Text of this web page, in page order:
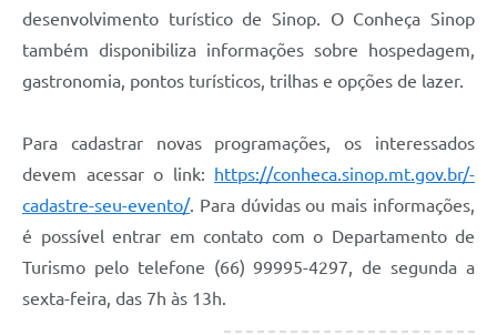
desenvolvimento turístico de Sinop. O Conheça Sinop
também disponibiliza informações sobre hospedagem,
gastronomia, pontos turísticos, trilhas e opções de lazer.
Para cadastrar novas programações, os interessados
devem acessar o link: https://conheca.sinop.mt.gov.br/-
cadastre-seu-evento/. Para dúvidas ou mais informações,
é possível entrar em contato com o Departamento de
Turismo pelo telefone (66) 99995-4297, de segunda a
sexta-feira, das 7h às 13h.